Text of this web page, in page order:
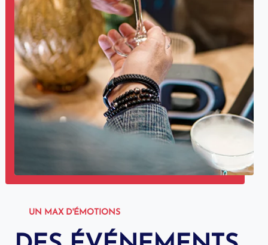
UN MAX D'ÉMOTIONS